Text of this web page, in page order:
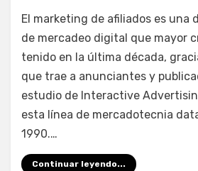
juancadotcom
2 comentarios
es
marketing
de
afiliados?
ejemplo
El marketing de afiliados es una
de mercadeo digital que mayor
tenido en la última década,
que trae a anunciantes y
estudio de Interactive
esta línea de mercadotecnia
1990.…
Continuar leyendo...